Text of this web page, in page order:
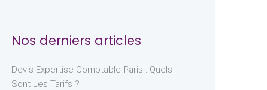
Nos derniers articles
Devis Expertise Comptable Paris : Quels
Sont Les Tarifs ?